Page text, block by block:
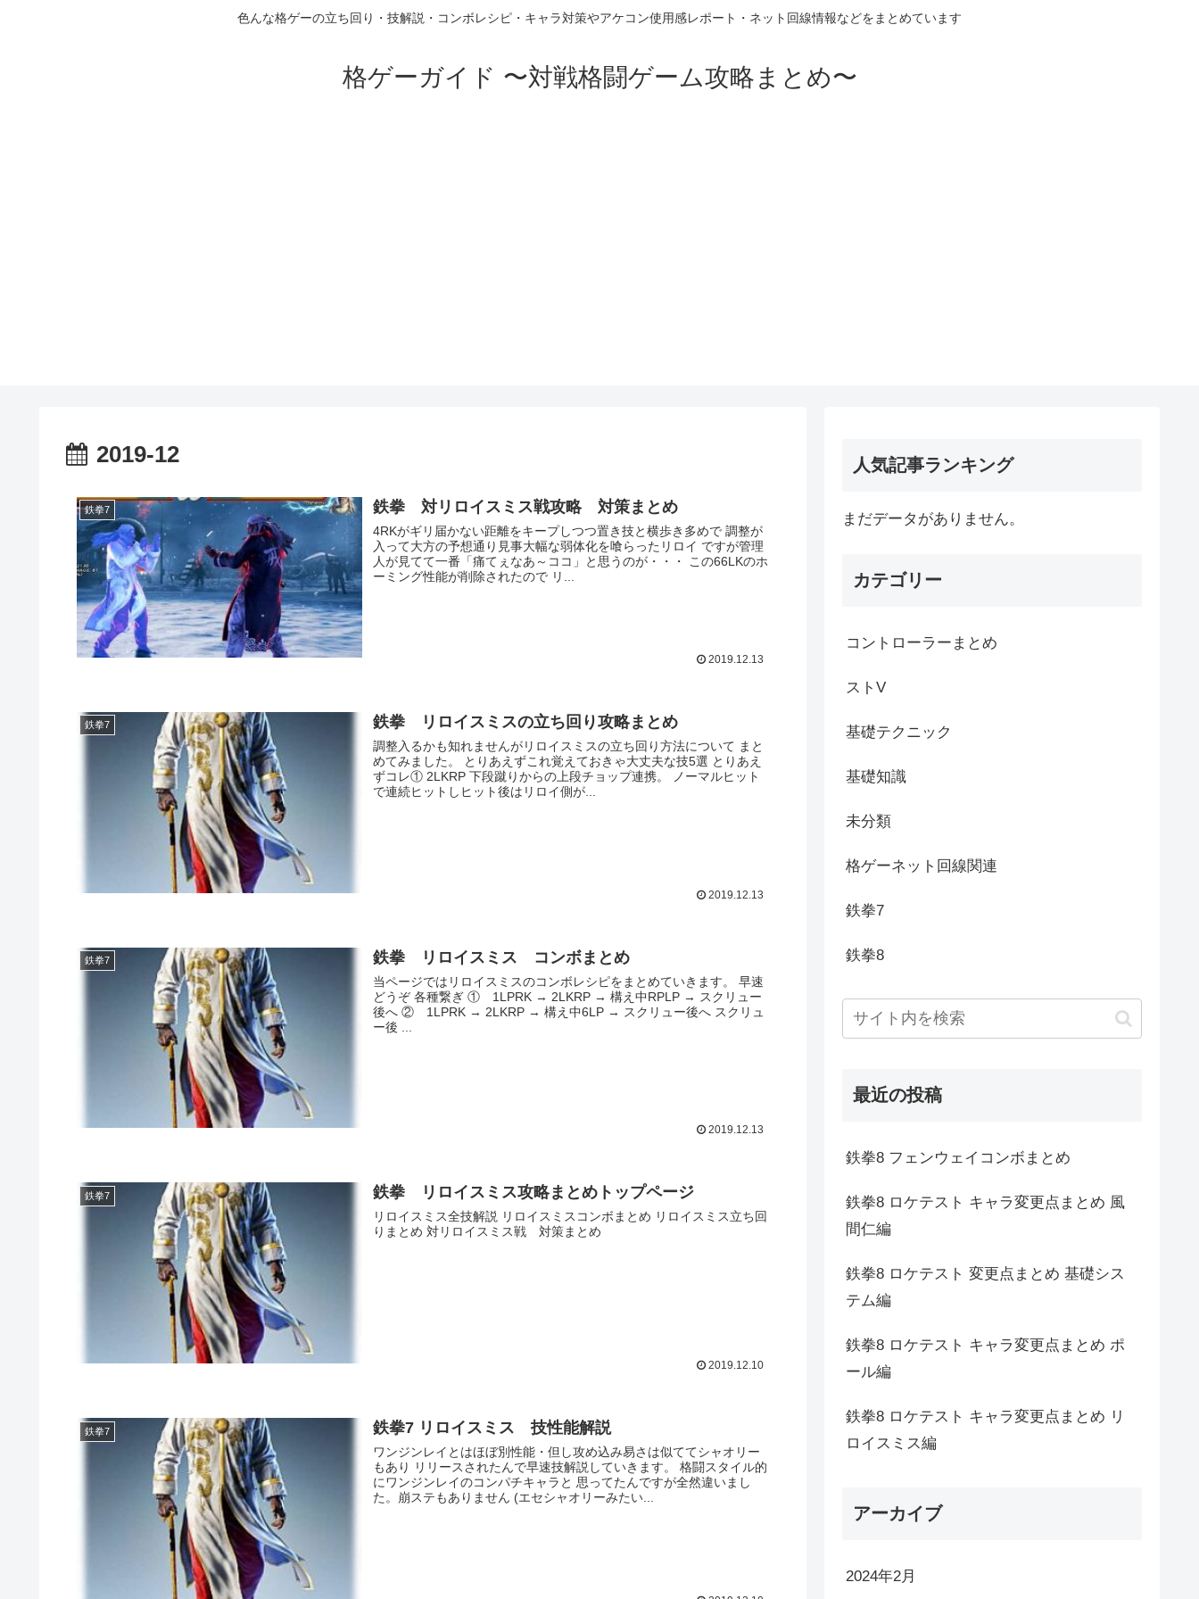
色んな格ゲーの立ち回り・技解説・コンボレシピ・キャラ対策やアケコン使用感レポート・ネット回線情報などをまとめています
格ゲーガイド 〜対戦格闘ゲーム攻略まとめ〜
2019-12
鉄拳7 鉄拳 対リロイスミス戦攻略 対策まとめ
4RKがギリ届かない距離をキープしつつ置き技と横歩き多めで 調整が
入って大方の予想通り見事大幅な弱体化を喰らったリロイ ですが管理
人が見てて一番「痛てぇなあ～ココ」と思うのが・・・ この66LKのホ
ーミング性能が削除されたので リ...
2019.12.13
鉄拳7 鉄拳 リロイスミスの立ち回り攻略まとめ
調整入るかも知れませんがリロイスミスの立ち回り方法について まと
めてみました。 とりあえずこれ覚えておきゃ大丈夫な技5選 とりあえ
ずコレ① 2LKRP 下段蹴りからの上段チョップ連携。 ノーマルヒット
で連続ヒットしヒット後はリロイ側が...
2019.12.13
鉄拳7 鉄拳 リロイスミス コンボまとめ
当ページではリロイスミスのコンボレシピをまとめていきます。 早速
どうぞ 各種繋ぎ ① 1LPRK → 2LKRP → 構え中RPLP → スクリュー
後へ ② 1LPRK → 2LKRP → 構え中6LP → スクリュー後へ スクリュ
ー後 ...
2019.12.13
鉄拳7 鉄拳 リロイスミス攻略まとめトップページ
リロイスミス全技解説 リロイスミスコンボまとめ リロイスミス立ち回
りまとめ 対リロイスミス戦 対策まとめ
2019.12.10
鉄拳7 鉄拳7 リロイスミス 技性能解説
ワンジンレイとはほぼ別性能・但し攻め込み易さは似ててシャオリー
もあり リリースされたんで早速技解説していきます。 格闘スタイル的
にワンジンレイのコンパチキャラと 思ってたんですが全然違いまし
た。崩ステもありません (エセシャオリーみたい...
人気記事ランキング
まだデータがありません。
カテゴリー
コントローラーまとめ
ストV
基礎テクニック
基礎知識
未分類
格ゲーネット回線関連
鉄拳7
鉄拳8
最近の投稿
鉄拳8 フェンウェイコンボまとめ
鉄拳8 ロケテスト キャラ変更点まとめ 風
間仁編
鉄拳8 ロケテスト 変更点まとめ 基礎シス
テム編
鉄拳8 ロケテスト キャラ変更点まとめ ポ
ール編
鉄拳8 ロケテスト キャラ変更点まとめ リ
ロイスミス編
アーカイブ
2024年2月